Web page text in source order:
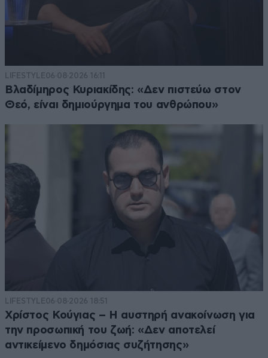
LIFESTYLE06·08·2026 16:11
Βλαδίμηρος Κυριακίδης: «Δεν πιστεύω στον
Θεό, είναι δημιούργημα του ανθρώπου»
LIFESTYLE06·08·2026 18:51
Χρίστος Κούγιας – Η αυστηρή ανακοίνωση για
την προσωπική του ζωή: «Δεν αποτελεί
αντικείμενο δημόσιας συζήτησης»